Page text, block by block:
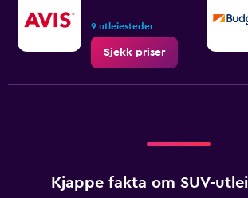
to
7.5.
9 utleiesteder
Sjekk priser
Kjappe fakta om SUV-